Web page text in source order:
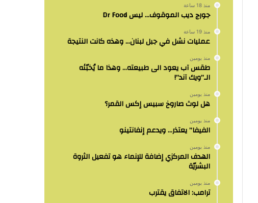
منذ 18 ساعة
جورج ديب الموقوف… ليس Dr Food
منذ 19 ساعة
عمليات نشل في جبل لبنان… وهذه كانت النتيجة
منذ يومين
طقس آب يعود الى طبيعته… وهذا ما يُخبّئه
الـ”ويك آند”!
منذ يومين
هل لوث صاروخ سبيس إكس القمر؟
منذ يومين
الفيفا” يعتذر… ويدعم إنفانتينو
منذ يومين
الهدف المركزي إضافة للإنماء هو تفعيل الثروة
البشريّة
منذ يومين
ترامب: الاتفاق يقترب